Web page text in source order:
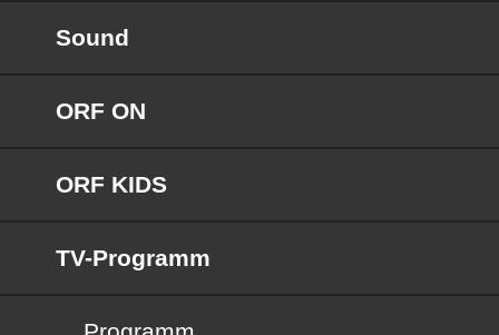
Sound
ORF ON
ORF KIDS
TV-Programm